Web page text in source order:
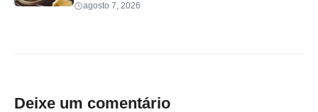
agosto 7, 2026
Deixe um comentário